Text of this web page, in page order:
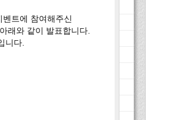
벤트에 참여해주신
래와 같이 발표합니다.
니다.